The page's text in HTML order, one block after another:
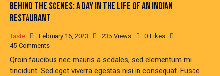
BEHIND THE SCENES: A DAY IN THE LIFE OF AN INDIAN
RESTAURANT
Taste February 16, 2023 235 Views 0 Likes
45 Comments
Qroin faucibus nec mauris a sodales, sed elementum mi
tincidunt. Sed eget viverra egestas nisi in consequat. Fusce